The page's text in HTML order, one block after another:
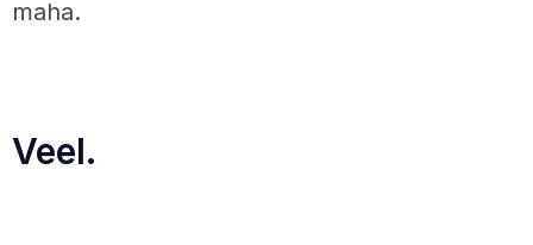
maha.
Veel.